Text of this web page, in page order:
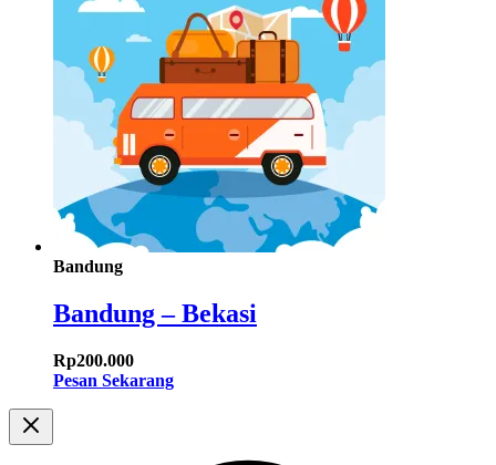
Bandung
Bandung – Bekasi
Rp200.000
Pesan Sekarang